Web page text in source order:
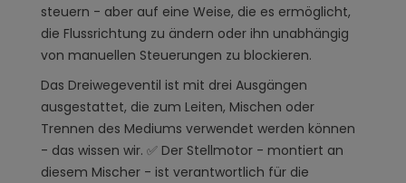
steuern - aber auf eine Weise, die es ermöglicht,
die Flussrichtung zu ändern oder ihn unabhängig
von manuellen Steuerungen zu blockieren.
Das Dreiwegeventil ist mit drei Ausgängen
ausgestattet, die zum Leiten, Mischen oder
Trennen des Mediums verwendet werden können
- das wissen wir. ✅ Der Stellmotor - montiert an
diesem Mischer - ist verantwortlich für die